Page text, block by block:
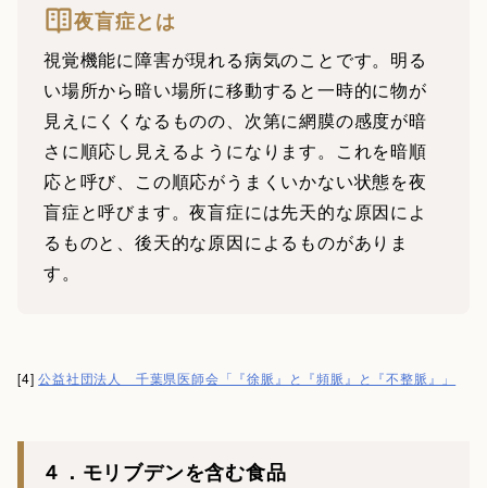
夜盲症とは
視覚機能に障害が現れる病気のことです。明る
い場所から暗い場所に移動すると一時的に物が
見えにくくなるものの、次第に網膜の感度が暗
さに順応し見えるようになります。これを暗順
応と呼び、この順応がうまくいかない状態を夜
盲症と呼びます。夜盲症には先天的な原因によ
るものと、後天的な原因によるものがありま
す。
[4]公益社団法人 千葉県医師会「『徐脈』と『頻脈』と『不整脈』」
４．モリブデンを含む食品